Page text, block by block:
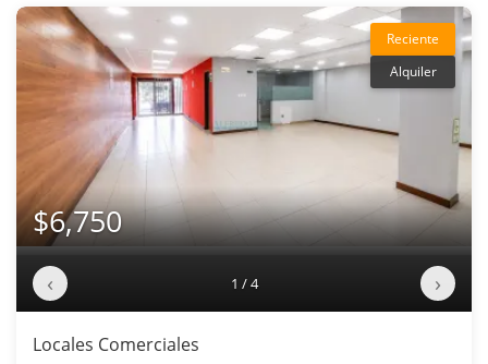
Reciente
Alquiler
$6,750
‹ 1 / 4 ›
Locales Comerciales